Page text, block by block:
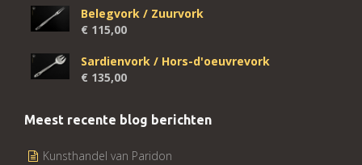
Belegvork / Zuurvork
€ 115,00
Sardienvork / Hors-d'oeuvrevork
€ 135,00
Meest recente blog berichten
Kunsthandel van Paridon